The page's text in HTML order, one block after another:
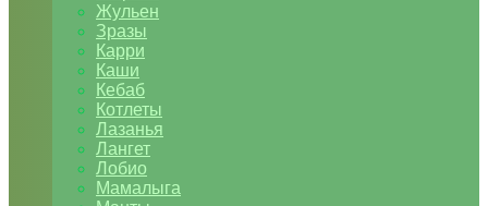
Жульен
Зразы
Карри
Каши
Кебаб
Котлеты
Лазанья
Лангет
Лобио
Мамалыга